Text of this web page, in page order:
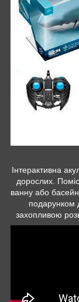
Інтерактивна
дорослих.
ванну або
подарунком
захопливою